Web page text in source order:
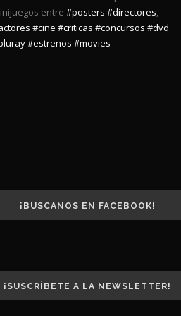
entre #posters #directores,
#cine #criticas #concursos #dvd
#estrenos #movies
¡BUSCANOS EN FACEBOOK!
¡SUSCRÍBETE A LA NEWSLETTER!